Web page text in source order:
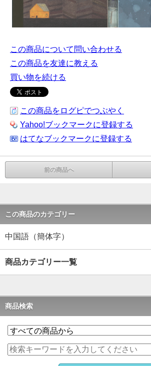
この商品について問い合わせる
この商品を友達に教える
買い物を続ける
この商品をログピでつぶやく
Yahoo!ブックマークに登録する
はてなブックマークに登録する
前の商品へ
この商品のカテゴリー
中国語（簡体字）
商品カテゴリー一覧
商品検索